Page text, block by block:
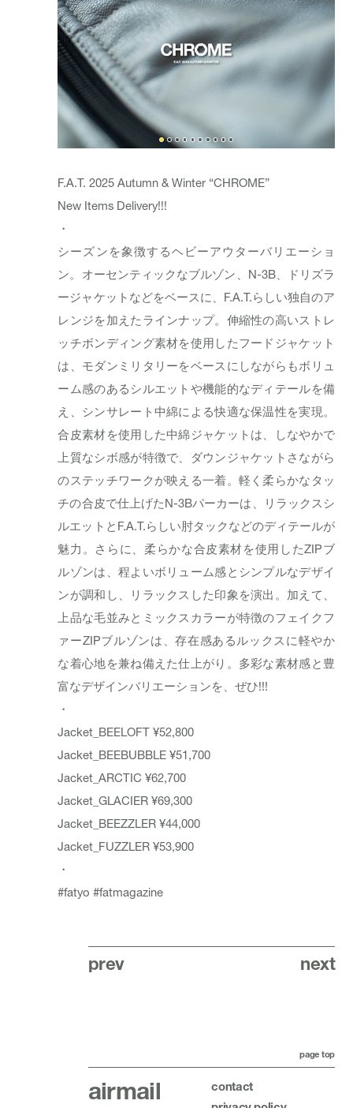
F.A.T. 2025 Autumn & Winter “CHROME”
New Items Delivery!!!
・
シーズンを象徴するヘビーアウターバリエーショ
ン。オーセンティックなブルゾン、N-3B、ドリズラ
ージャケットなどをベースに、F.A.T.らしい独自のア
レンジを加えたラインナップ。伸縮性の高いストレ
ッチボンディング素材を使用したフードジャケット
は、モダンミリタリーをベースにしながらもボリュ
ーム感のあるシルエットや機能的なディテールを備
え、シンサレート中綿による快適な保温性を実現。
合皮素材を使用した中綿ジャケットは、しなやかで
上質なシボ感が特徴で、ダウンジャケットさながら
のステッチワークが映える一着。軽く柔らかなタッ
チの合皮で仕上げたN-3Bパーカーは、リラックスシ
ルエットとF.A.T.らしい肘タックなどのディテールが
魅力。さらに、柔らかな合皮素材を使用したZIPブ
ルゾンは、程よいボリューム感とシンプルなデザイ
ンが調和し、リラックスした印象を演出。加えて、
上品な毛並みとミックスカラーが特徴のフェイクフ
ァーZIPブルゾンは、存在感あるルックスに軽やか
な着心地を兼ね備えた仕上がり。多彩な素材感と豊
富なデザインバリエーションを、ぜひ!!!
・
Jacket_BEELOFT ¥52,800
Jacket_BEEBUBBLE ¥51,700
Jacket_ARCTIC ¥62,700
Jacket_GLACIER ¥69,300
Jacket_BEEZZLER ¥44,000
Jacket_FUZZLER ¥53,900
・
#fatyo #fatmagazine
prev next
airmail
contact
page top